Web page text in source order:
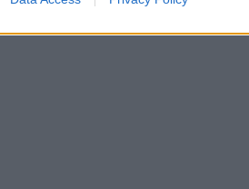
ένας άνθρωπος δίπλα μου,